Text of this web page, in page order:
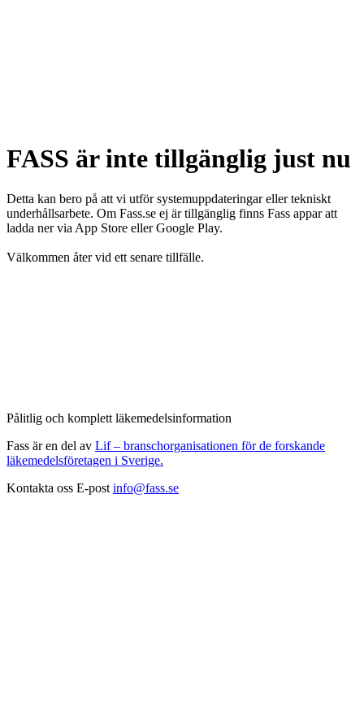
FASS är inte tillgänglig just nu
Detta kan bero på att vi utför systemuppdateringar eller tekniskt
underhållsarbete. Om Fass.se ej är tillgänglig finns Fass appar att
ladda ner via App Store eller Google Play.
Välkommen åter vid ett senare tillfälle.
Pålitlig och komplett läkemedelsinformation
Fass är en del av Lif – branschorganisationen för de forskande
läkemedelsföretagen i Sverige.
Kontakta oss E-post info@fass.se